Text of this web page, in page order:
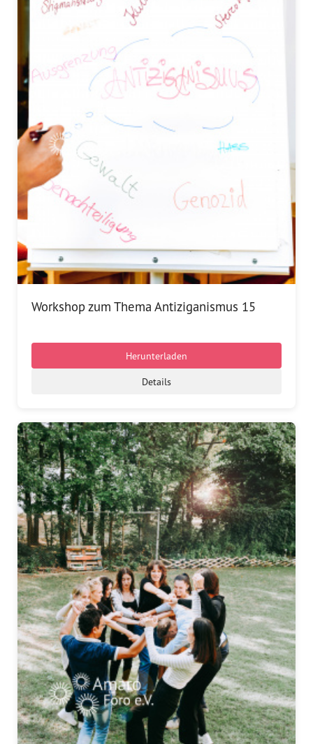
Workshop zum Thema Antiziganismus 15
Herunterladen
Details